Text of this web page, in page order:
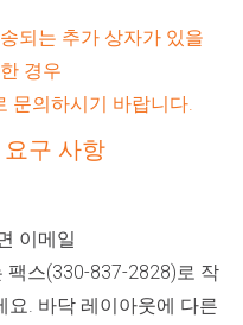
되는 추가 상자가 있을
경우
문의하시기 바랍니다.
구 사항
이메일
스(330-837-2828)로 작
요. 바닥 레이아웃에 다른